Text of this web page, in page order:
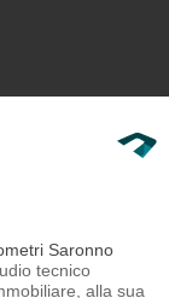
Saronno
tecnico
alla sua